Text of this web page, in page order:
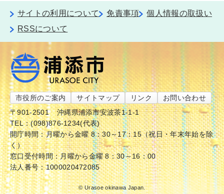
サイトの利用について 免責事項
個人情報の取扱い
RSSについて
市役所のご案内 サイトマップ リンク
お問い合わせ
〒901-2501
沖縄県浦添市安波茶1-1-1
TEL：(098)876-1234(代表)
開庁時間：月曜から金曜 8：30～17：15（祝日・年末年始を除
く）
窓口受付時間：月曜から金曜 8：30～16：00
法人番号：1000020472085
© Urasoe okinawa Japan.